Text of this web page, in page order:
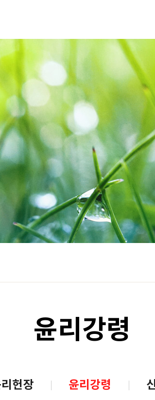
윤리강령
헌장 윤리강령